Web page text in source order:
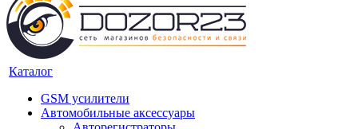
Каталог
GSM усилители
Автомобильные аксессуары